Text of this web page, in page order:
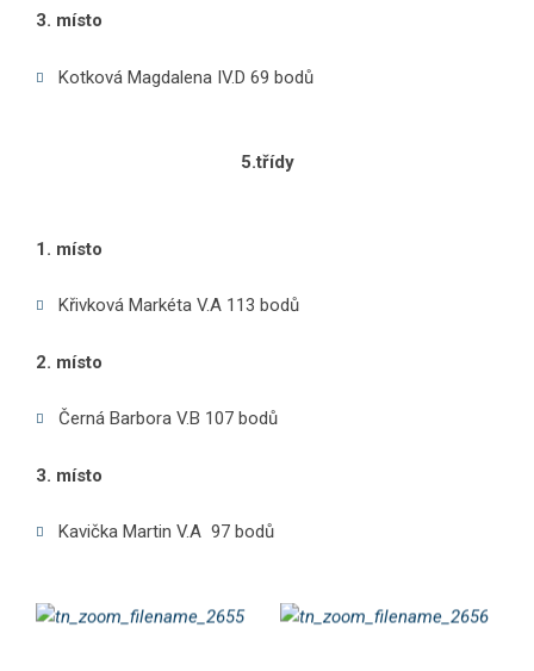
3. místo
Kotková Magdalena IV.D 69 bodů
5.třídy
1. místo
Křivková Markéta V.A 113 bodů
2. místo
Černá Barbora V.B 107 bodů
3. místo
Kavička Martin V.A 97 bodů